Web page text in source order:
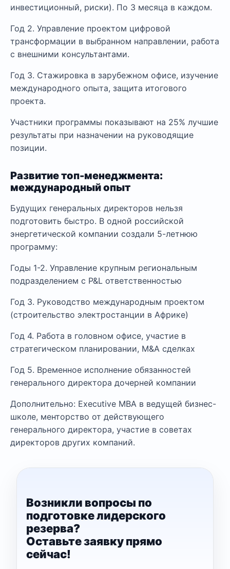
инвестиционный, риски). По 3 месяца в каждом.
Год 2. Управление проектом цифровой
трансформации в выбранном направлении, работа
с внешними консультантами.
Год 3. Стажировка в зарубежном офисе, изучение
международного опыта, защита итогового
проекта.
Участники программы показывают на 25% лучшие
результаты при назначении на руководящие
позиции.
Развитие топ-менеджмента:
международный опыт
Будущих генеральных директоров нельзя
подготовить быстро. В одной российской
энергетической компании создали 5-летнюю
программу:
Годы 1-2. Управление крупным региональным
подразделением с P&L ответственностью
Год 3. Руководство международным проектом
(строительство электростанции в Африке)
Год 4. Работа в головном офисе, участие в
стратегическом планировании, M&A сделках
Год 5. Временное исполнение обязанностей
генерального директора дочерней компании
Дополнительно: Executive MBA в ведущей бизнес-
школе, менторство от действующего
генерального директора, участие в советах
директоров других компаний.
Возникли вопросы по
подготовке лидерского
резерва?
Оставьте заявку прямо
сейчас!